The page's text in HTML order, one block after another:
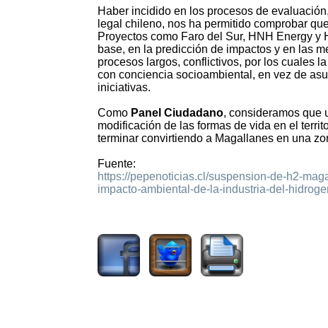
Haber incidido en los procesos de
legal chileno, nos ha permitido comprobar
Proyectos como Faro del Sur, HNH Energy
base, en la predicción de impactos y en las
procesos largos, conflictivos, por los cuales
con conciencia socioambiental, en vez de
iniciativas.
Como Panel Ciudadano, consideramos que
modificación de las formas de vida en el
terminar convirtiendo a Magallanes en una
Fuente:
https://pepenoticias.cl/suspension-de-h2-
impacto-ambiental-de-la-industria-del-